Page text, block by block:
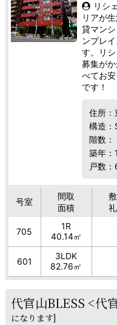
リシ
リアが
貸マン
ンプレ
す。リ
募集が
べてお
です！
住所
構造：
階数：
築年
戸数
号室
間取
面積
705
1R
40.14㎡
601
3LDK
82.76㎡
代官山BLESS <代
になります]